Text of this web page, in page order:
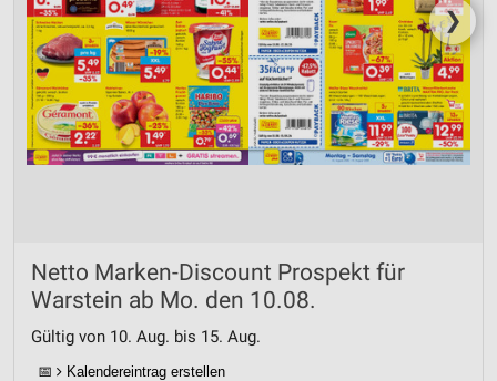
❯
Netto Marken-Discount Prospekt für
Warstein ab Mo. den 10.08.
Gültig von 10. Aug. bis 15. Aug.
📅 Kalendereintrag erstellen